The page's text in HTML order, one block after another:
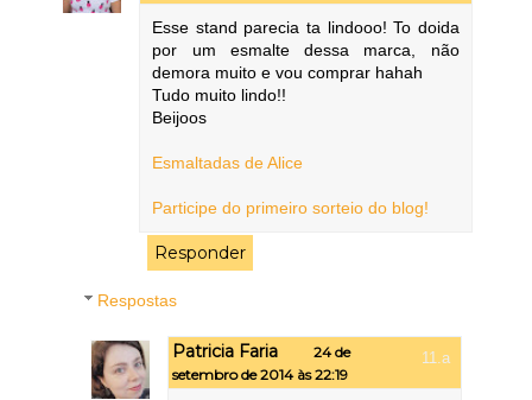
Esse stand parecia ta lindooo! To doida
por um esmalte dessa marca, não
demora muito e vou comprar hahah
Tudo muito lindo!!
Beijoos
Esmaltadas de Alice
Participe do primeiro sorteio do blog!
Responder
Respostas
Patricia Faria
24 de
setembro de 2014 às 22:19